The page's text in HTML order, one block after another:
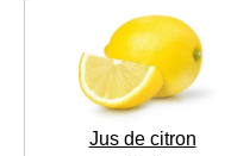
Jus de citron